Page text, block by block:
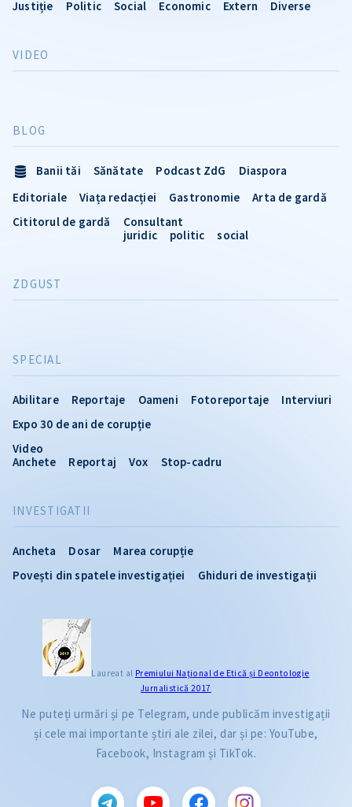
Justiție Politic Social Economic Extern Diverse
INVESTIGATII
Ancheta Dosar
Marea corupție
Povești din spatele investigației
Ghiduri de investigații
VIDEO
SPECIAL
Abilitare Reportaje Oameni Fotoreportaje
Interviuri
Expo 30 de ani de corupție
Video
Anchete
Reportaj Vox Stop-cadru
BLOG
Banii tăi Sănătate Podcast ZdG
Diaspora
Editoriale
Viața redacției Gastronomie
Arta de gardă
Cititorul de gardă
Consultant
juridic
politic social
ZDGUST
Laureat al Premiului Naţional de Etică și Deontologie
Jurnalistică 2017
Ne puteți urmări și pe Telegram, unde publicăm investigații
și cele mai importante știri ale zilei, dar și pe: YouTube,
Facebook, Instagram și TikTok.